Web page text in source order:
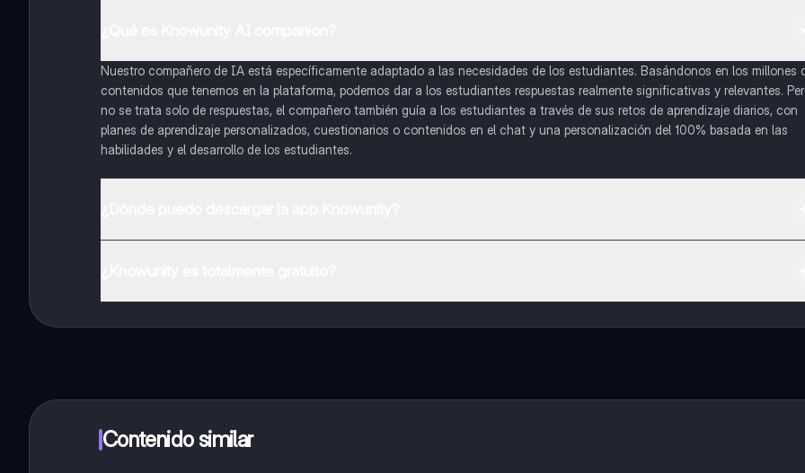
Nuestro compañero de IA está específicamente adaptado a las necesidades de los estudiantes. Basándonos en los millones
contenidos que tenemos en la plataforma, podemos dar a los estudiantes respuestas realmente significativas y relevantes.
no se trata solo de respuestas, el compañero también guía a los estudiantes a través de sus retos de aprendizaje diarios, con
planes de aprendizaje personalizados, cuestionarios o contenidos en el chat y una personalización del 100% basada en las
habilidades y el desarrollo de los estudiantes.
inmeditamente. Puedes ganar dinero utilizando la aplicación, que te permitirá acceder a determinadas funciones.
Contenido similar